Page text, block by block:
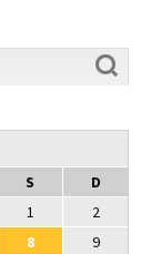
S
D
1
2
8
9